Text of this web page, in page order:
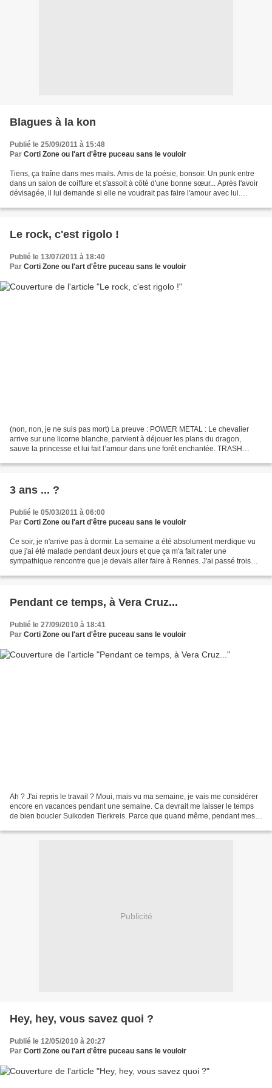
Blagues à la kon
Publié le 25/09/2011 à 15:48
Par Corti Zone ou l'art d'être puceau sans le vouloir
Tiens, ça traîne dans mes mails. Amis de la poésie, bonsoir. Un punk entre
dans un salon de coiffure et s'assoit à côté d'une bonne sœur... Après l'avoir
dévisagée, il lui demande si elle ne voudrait pas faire l'amour avec lui.
Le rock, c'est rigolo !
Publié le 13/07/2011 à 18:40
Par Corti Zone ou l'art d'être puceau sans le vouloir
(non, non, je ne suis pas mort) La preuve : POWER METAL : Le chevalier
arrive sur une licorne blanche, parvient à déjouer les plans du dragon,
sauve la princesse et lui fait l’amour dans une forêt enchantée. TRASH
3 ans ... ?
Publié le 05/03/2011 à 06:00
Par Corti Zone ou l'art d'être puceau sans le vouloir
Ce soir, je n'arrive pas à dormir. La semaine a été absolument merdique vu
que j'ai été malade pendant deux jours et que ça m'a fait rater une
sympathique rencontre que je devais aller faire à Rennes. J'ai passé trois
Pendant ce temps, à Vera Cruz...
Publié le 27/09/2010 à 18:41
Par Corti Zone ou l'art d'être puceau sans le vouloir
Ah ? J'ai repris le travail ? Moui, mais vu ma semaine, je vais me considérer
encore en vacances pendant une semaine. Ca devrait me laisser le temps
de bien boucler Suikoden Tierkreis. Parce que quand même, pendant mes
Publicité
Hey, hey, vous savez quoi ?
Publié le 12/05/2010 à 20:27
Par Corti Zone ou l'art d'être puceau sans le vouloir